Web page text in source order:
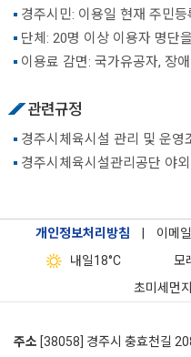
경주시민: 이용일 현재 주민
단체: 20명 이상 이용자 명단
이용료 감면: 국가유공자, 장
관련규정
경주시체육시설 관리 및 운영
경주시체육시설관리공단 야
개인정보처리방침 이메
내일18°C 모
초미세먼
주소 [38058] 경주시 충효천길